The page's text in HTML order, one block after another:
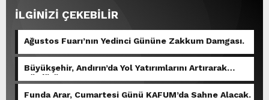
İLGİNİZİ ÇEKEBİLİR
Ağustos Fuarı’nın Yedinci Gününe Zakkum Damgası.
Büyükşehir, Andırın’da Yol Yatırımlarını Artırarak
Sürdürüyor.
Funda Arar, Cumartesi Günü KAFUM’da Sahne Alacak.